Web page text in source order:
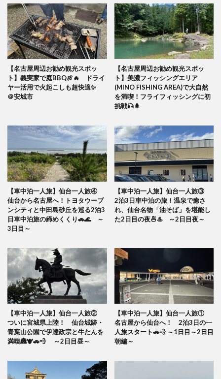
【名古屋周辺お勧め観光スポッ
ト】義実家で庭BBQ🍖🔥 ドライ
ヤー活用で火起こしも超快適✨
＠安城市
【名古屋周辺お勧め観光スポッ
ト】美濃フィッシングエリア
(MINO FISHING AREA)で大自然
を満喫！フライフィッシングに初
挑戦🎣🌲
【車中泊一人旅】仙台一人旅④
仙台から名古屋へ！トヨタウーブ
ンシティと中田島砂丘を巡る2泊3
日車中泊旅の締めくくり🚗🌊 ～
3日目～
【車中泊一人旅】仙台一人旅③
2泊3日車中泊の旅！温泉で癒さ
れ、仙台名物「油そば」を堪能し
た2日目の夜🍜♨️ ～2日目夜～
【車中泊一人旅】仙台一人旅②
ついに宮城県上陸！ 仙台城跡・
青葉山公園で伊達政宗と牛たんを
満喫🏯🐮🚗💨 ～2日目昼～
【車中泊一人旅】仙台一人旅①
名古屋から仙台へ！ 2泊3日の一
人旅スタート🚗💨 ～1日目～2日目
朝編～